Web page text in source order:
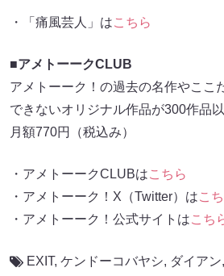
・「痛風芸人」はこちら
■アメトーークCLUB
アメトーーク！の過去の名作やここ
できないオリジナル作品が300作品以
月額770円（税込み）
・アメトーークCLUBはこちら
・アメトーーク！X（Twitter）はこ
・アメトーーク！公式サイトはこち
EXIT, ケンドーコバヤシ, ダイアン,